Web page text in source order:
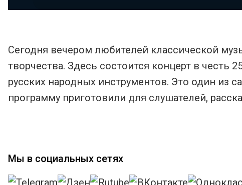
Сегодня вечером любителей классической
творчества. Здесь состоится концерт в честь
русских народных инструментов. Это один из
программу приготовили для слушателей,
Мы в социальных сетях